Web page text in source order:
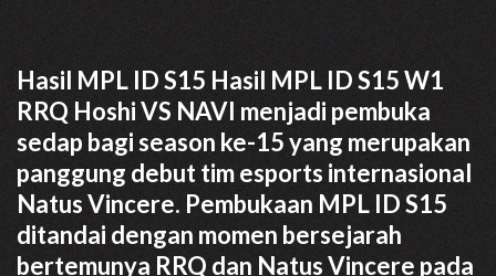
Hasil MPL ID S15 Hasil MPL ID S15 W1
RRQ Hoshi VS NAVI menjadi pembuka
sedap bagi season ke-15 yang merupakan
panggung debut tim esports internasional
Natus Vincere. Pembukaan MPL ID S15
ditandai dengan momen bersejarah
bertemunya RRQ dan Natus Vincere pada